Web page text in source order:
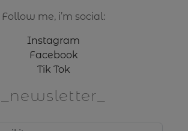
Follow me, i’m social:
Instagram
Facebook
Tik Tok
newsletter